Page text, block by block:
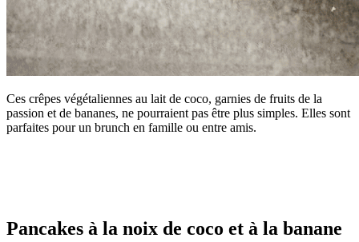
Ces crêpes végétaliennes au lait de coco, garnies de fruits de la
passion et de bananes, ne pourraient pas être plus simples. Elles sont
parfaites pour un brunch en famille ou entre amis.
Pancakes à la noix de coco et à la banane